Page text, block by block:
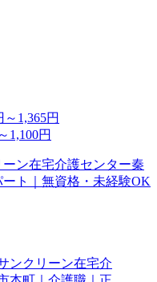
～1,365円
1,100円
ーン在宅介護センター秦
ト｜無資格・未経験OK